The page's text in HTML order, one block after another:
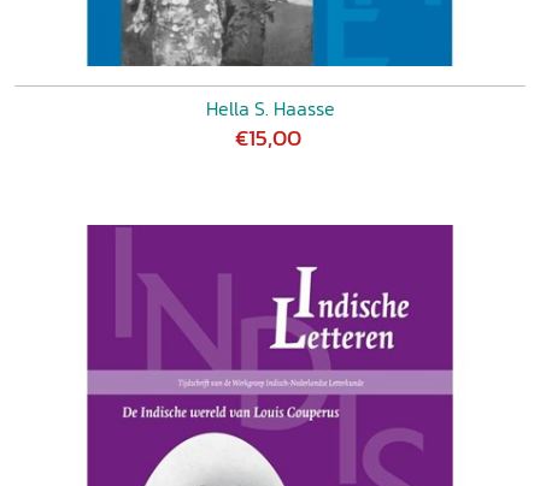
Hella S. Haasse
€15,00